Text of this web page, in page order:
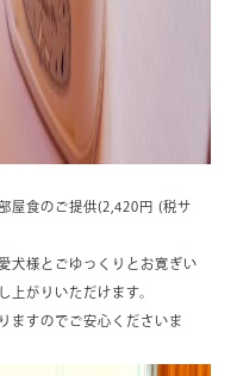
食のご提供(2,420円 (税サ
犬様とごゆっくりとお寛ぎい
上がりいただけます。
ますのでご安心くださいま